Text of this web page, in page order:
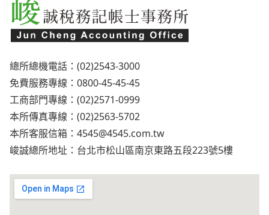
總所總機電話：(02)2543-3000
免費服務專線：0800-45-45-45
工商部門專線：(02)2571-0999
本所傳真專線：(02)2563-5702
本所客服信箱： 4545@4545.com.tw
峻誠總所地址：台北市松山區南京東路五段223號5樓